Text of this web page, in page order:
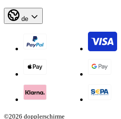
de
©2026 dopplerschirme